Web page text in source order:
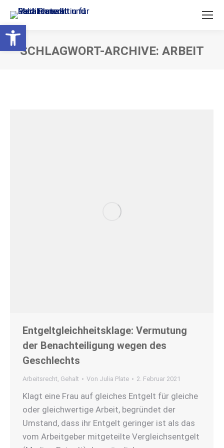
Open toolbar
SCHLAGWORT-ARCHIVE: ARBEIT
Entgeltgleichheitsklage: Vermutung
der Benachteiligung wegen des
Geschlechts
Arbeitsrecht, Gehalt Von Julia Plate 2. Februar 2021
Klagt eine Frau auf gleiches Entgelt für gleiche
oder gleichwertige Arbeit, begründet der
Umstand, dass ihr Entgelt geringer ist als das
vom Arbeitgeber mitgeteilte Vergleichsentgelt